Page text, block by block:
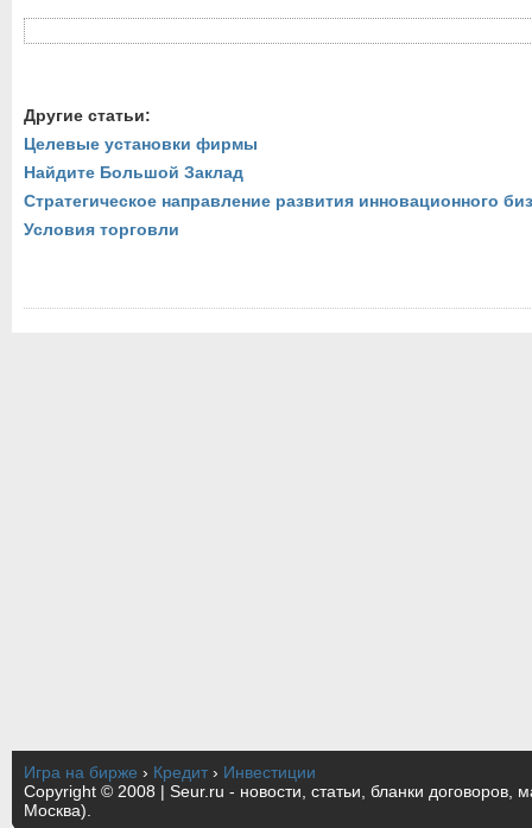
Другие статьи:
Целевые установки фирмы
Найдите Большой Заклад
Стратегическое направление развития инновационного
Условия торговли
Игра на бирже › Кредит › Инвестиции
Copyright © 2008 | Seur.ru - новости, статьи, бланки договоров,
Москва).